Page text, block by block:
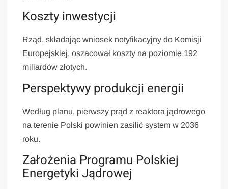
Koszty inwestycji
Rząd, składając wniosek notyfikacyjny do Komisji
Europejskiej, oszacował koszty na poziomie 192
miliardów złotych.
Perspektywy produkcji energii
Według planu, pierwszy prąd z reaktora jądrowego
na terenie Polski powinien zasilić system w 2036
roku.
Założenia Programu Polskiej
Energetyki Jądrowej